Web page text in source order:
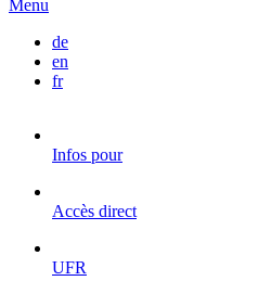
Menu
de
en
fr
Infos pour
Accès direct
UFR